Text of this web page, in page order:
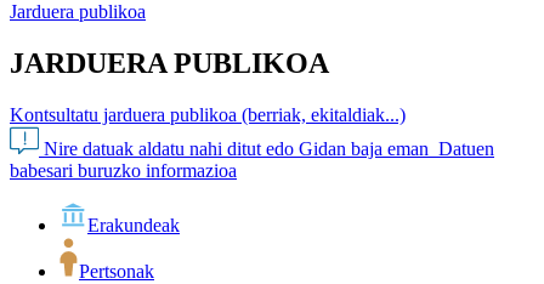
Jarduera publikoa
JARDUERA PUBLIKOA
Kontsultatu jarduera publikoa (berriak, ekitaldiak...)
Nire datuak aldatu nahi ditut edo Gidan baja eman Datuen
babesari buruzko informazioa
Erakundeak
Pertsonak